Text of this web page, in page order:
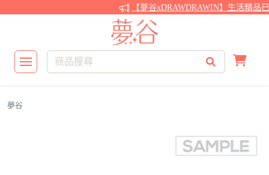
【夢谷xDRAWDRAWIN】生活精品已
夢谷